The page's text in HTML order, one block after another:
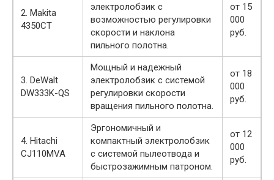
2. Makita
4350CT
электролобзик с
возможностью регулировки
скорости и наклона
пильного полотна.
от 15
000
руб.
3. DeWalt
DW333K-QS
Мощный и надежный
электролобзик с системой
регулировки скорости
вращения пильного полотна.
от 18
000
руб.
4. Hitachi
CJ110MVA
Эргономичный и
компактный электролобзик
с системой пылеотвода и
быстрозажимным патроном.
от 12
000
руб.